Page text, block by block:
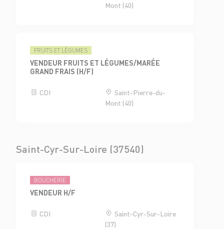
Mont (40)
FRUITS ET LÉGUMES
VENDEUR FRUITS ET LÉGUMES/MARÉE
GRAND FRAIS (H/F)
CDI
Saint-Pierre-du-
Mont (40)
Saint-Cyr-Sur-Loire (37540)
BOUCHERIE
VENDEUR H/F
CDI
Saint-Cyr-Sur-Loire
(37)